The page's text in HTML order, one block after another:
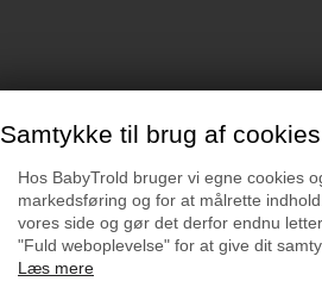
Samtykke til brug af cookies
Hos BabyTrold bruger vi egne cookies
markedsføring og for at målrette
vores side og gør det derfor endnu
"Fuld weboplevelse" for at give dit
Læs mere
Det kan blive